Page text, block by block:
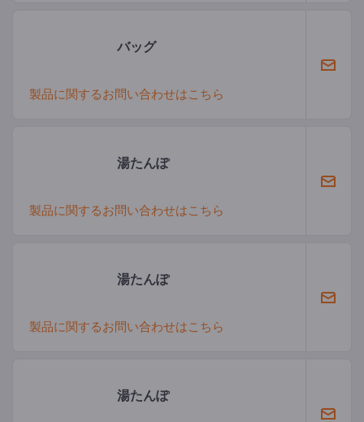
バッグ
製品に関するお問い合わせはこちら
湯たんぽ
製品に関するお問い合わせはこちら
湯たんぽ
製品に関するお問い合わせはこちら
湯たんぽ